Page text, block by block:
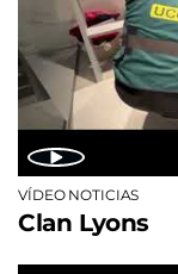
VÍDEO NOTICIAS
Clan Lyons